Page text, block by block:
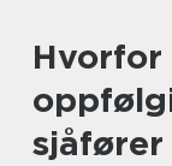
sjåfører